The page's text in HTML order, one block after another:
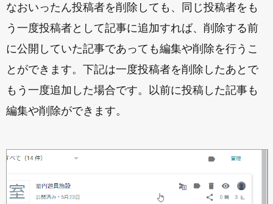
なおいったん投稿者を削除しても、同じ投稿者をも
う一度投稿者として記事に追加すれば、削除する前
に公開していた記事であっても編集や削除を行うこ
とができます。下記は一度投稿者を削除したあとで
もう一度追加した場合です。以前に投稿した記事も
編集や削除ができます。